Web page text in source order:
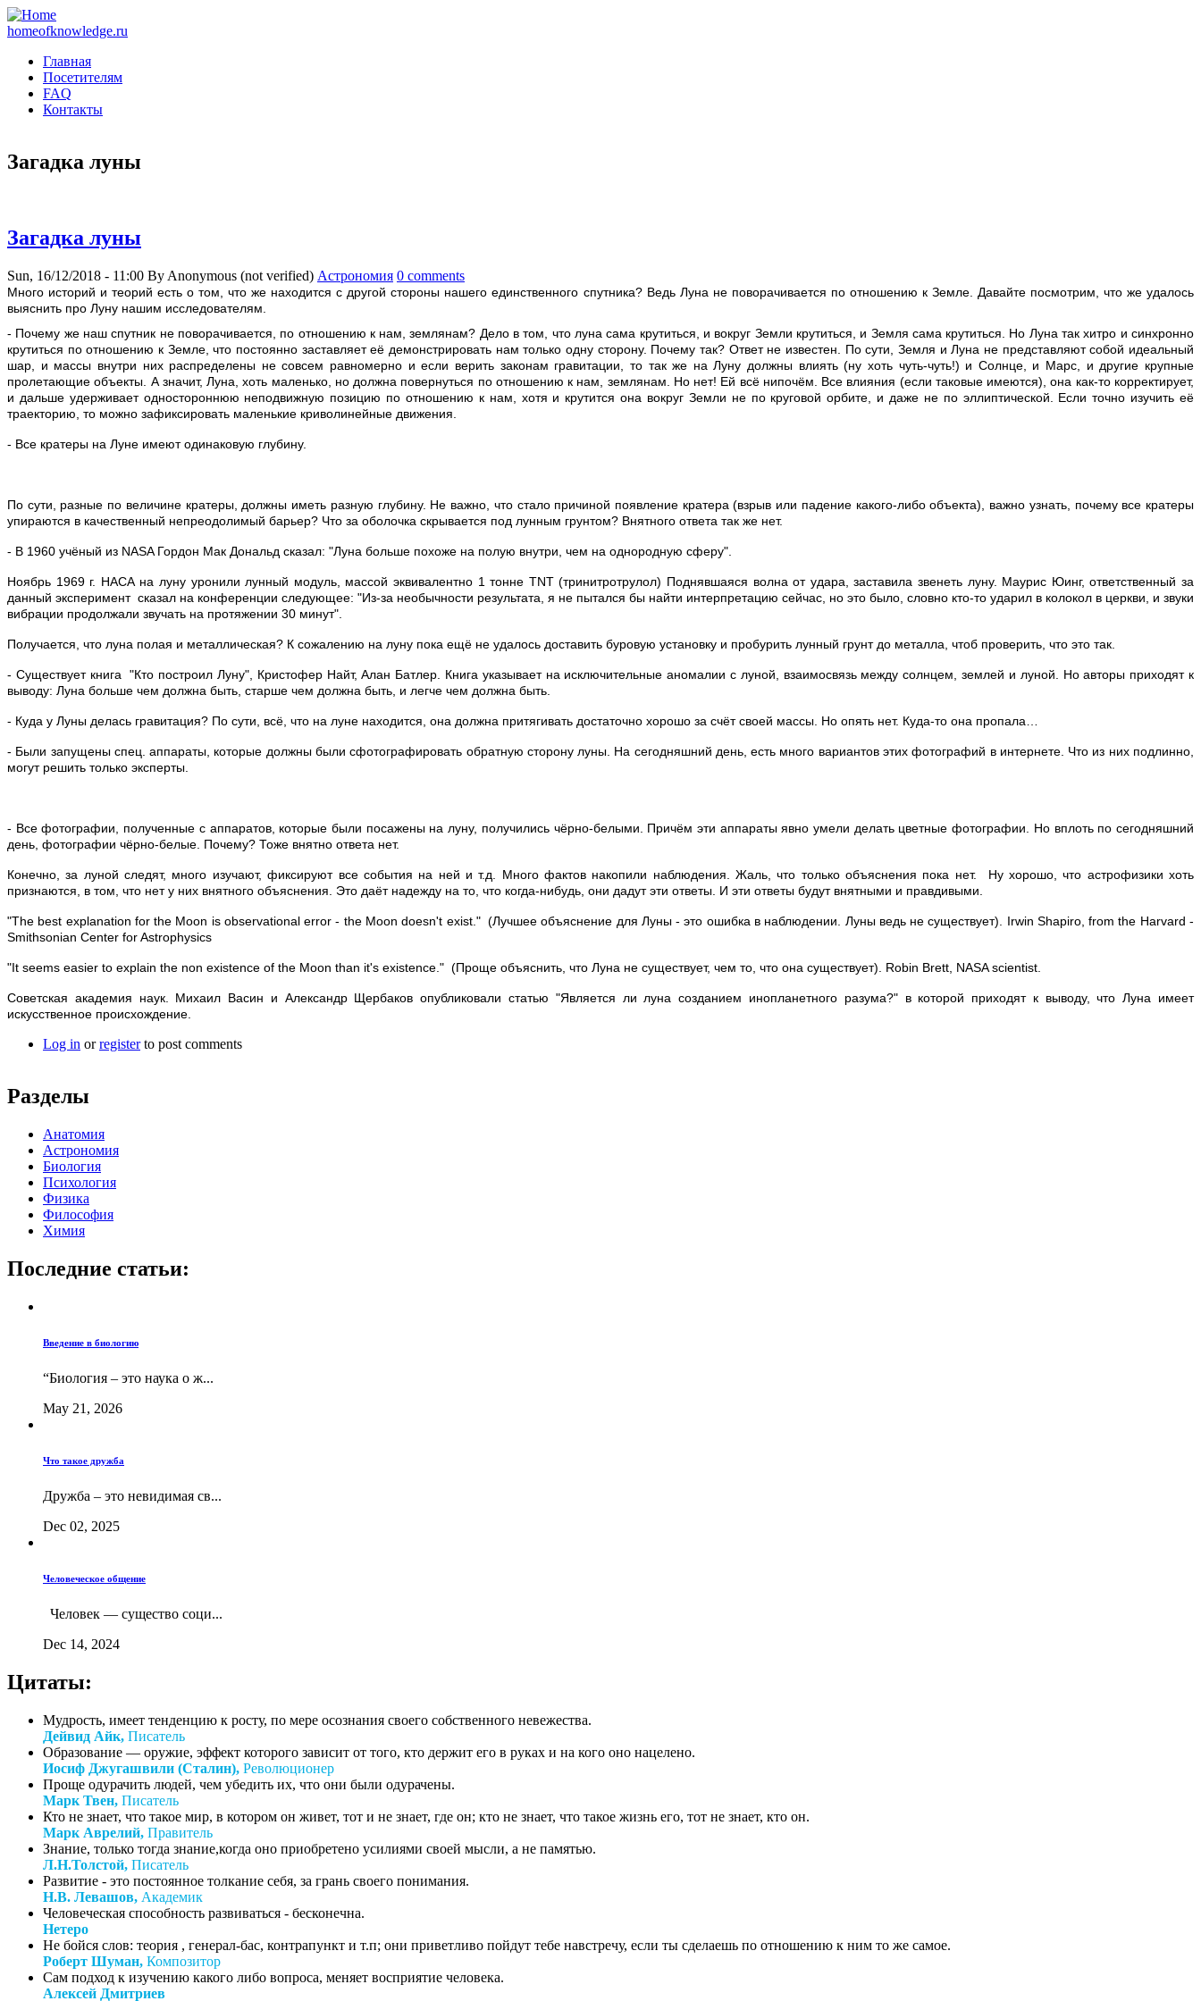
homeofknowledge.ru
Главная
Посетителям
FAQ
Контакты
Загадка луны
Загадка луны
Sun, 16/12/2018 - 11:00 By Anonymous (not verified) Астрономия 0 comments
Много историй и теорий есть о том, что же находится с другой стороны нашего единственного спутника? Ведь Луна не поворачивается по отношению к Земле. Давайте посмотрим, что же удалось
выяснить про Луну нашим исследователям.
- Почему же наш спутник не поворачивается, по отношению к нам, землянам? Дело в том, что луна сама крутиться, и вокруг Земли крутиться, и Земля сама крутиться. Но Луна так хитро и синхронно
крутиться по отношению к Земле, что постоянно заставляет её демонстрировать нам только одну сторону. Почему так? Ответ не известен. По сути, Земля и Луна не представляют собой идеальный
шар, и массы внутри них распределены не совсем равномерно и если верить законам гравитации, то так же на Луну должны влиять (ну хоть чуть-чуть!) и Солнце, и Марс, и другие крупные
пролетающие объекты. А значит, Луна, хоть маленько, но должна повернуться по отношению к нам, землянам. Но нет! Ей всё нипочём. Все влияния (если таковые имеются), она как-то корректирует,
и дальше удерживает одностороннюю неподвижную позицию по отношению к нам, хотя и крутится она вокруг Земли не по круговой орбите, и даже не по эллиптической. Если точно изучить её
траекторию, то можно зафиксировать маленькие криволинейные движения.
- Все кратеры на Луне имеют одинаковую глубину.
По сути, разные по величине кратеры, должны иметь разную глубину. Не важно, что стало причиной появление кратера (взрыв или падение какого-либо объекта), важно узнать, почему все кратеры
упираются в качественный непреодолимый барьер? Что за оболочка скрывается под лунным грунтом? Внятного ответа так же нет.
- В 1960 учёный из NASA Гордон Мак Дональд сказал: "Луна больше похоже на полую внутри, чем на однородную сферу".
Ноябрь 1969 г. НАСА на луну уронили лунный модуль, массой эквивалентно 1 тонне TNT (тринитротрулол) Поднявшаяся волна от удара, заставила звенеть луну. Маурис Юинг, ответственный за
данный эксперимент сказал на конференции следующее: "Из-за необычности результата, я не пытался бы найти интерпретацию сейчас, но это было, словно кто-то ударил в колокол в церкви, и звуки
вибрации продолжали звучать на протяжении 30 минут".
Получается, что луна полая и металлическая? К сожалению на луну пока ещё не удалось доставить буровую установку и пробурить лунный грунт до металла, чтоб проверить, что это так.
- Существует книга "Кто построил Луну", Кристофер Найт, Алан Батлер. Книга указывает на исключительные аномалии с луной, взаимосвязь между солнцем, землей и луной. Но авторы приходят к
выводу: Луна больше чем должна быть, старше чем должна быть, и легче чем должна быть.
- Куда у Луны делась гравитация? По сути, всё, что на луне находится, она должна притягивать достаточно хорошо за счёт своей массы. Но опять нет. Куда-то она пропала…
- Были запущены спец. аппараты, которые должны были сфотографировать обратную сторону луны. На сегодняшний день, есть много вариантов этих фотографий в интернете. Что из них подлинно,
могут решить только эксперты.
- Все фотографии, полученные с аппаратов, которые были посажены на луну, получились чёрно-белыми. Причём эти аппараты явно умели делать цветные фотографии. Но вплоть по сегодняшний
день, фотографии чёрно-белые. Почему? Тоже внятно ответа нет.
Конечно, за луной следят, много изучают, фиксируют все события на ней и т.д. Много фактов накопили наблюдения. Жаль, что только объяснения пока нет. Ну хорошо, что астрофизики хоть
признаются, в том, что нет у них внятного объяснения. Это даёт надежду на то, что когда-нибудь, они дадут эти ответы. И эти ответы будут внятными и правдивыми.
"The best explanation for the Moon is observational error - the Moon doesn't exist." (Лучшее объяснение для Луны - это ошибка в наблюдении. Луны ведь не существует). Irwin Shapiro, from the Harvard -
Smithsonian Center for Astrophysics
"It seems easier to explain the non existence of the Moon than it's existence." (Проще объяснить, что Луна не существует, чем то, что она существует). Robin Brett, NASA scientist.
Советская академия наук. Михаил Васин и Александр Щербаков опубликовали статью "Является ли луна созданием инопланетного разума?" в которой приходят к выводу, что Луна имеет
искусственное происхождение.
Log in orregisterto post comments
Разделы
Анатомия
Астрономия
Биология
Психология
Физика
Философия
Химия
Последние статьи:
Введение в биологию
“Биология – это наука о ж...
May 21, 2026
Что такое дружба
Дружба – это невидимая св...
Dec 02, 2025
Человеческое общение
Человек — существо соци...
Dec 14, 2024
Цитаты:
Мудрость, имеет тенденцию к росту, по мере осознания своего собственного невежества.
Дейвид Айк, Писатель
Образование — оружие, эффект которого зависит от того, кто держит его в руках и на кого оно нацелено.
Иосиф Джугашвили (Сталин), Революционер
Проще одурачить людей, чем убедить их, что они были одурачены.
Марк Твен, Писатель
Кто не знает, что такое мир, в котором он живет, тот и не знает, где он; кто не знает, что такое жизнь его, тот не знает, кто он.
Марк Аврелий, Правитель
Знание, только тогда знание,когда оно приобретено усилиями своей мысли, а не памятью.
Л.Н.Толстой, Писатель
Развитие - это постоянное толкание себя, за грань своего понимания.
Н.В. Левашов, Академик
Человеческая способность развиваться - бесконечна.
Нетеро
Не бойся слов: теория , генерал-бас, контрапункт и т.п; они приветливо пойдут тебе навстречу, если ты сделаешь по отношению к ним то же самое.
Роберт Шуман, Композитор
Сам подход к изучению какого либо вопроса, меняет восприятие человека.
Алексей Дмитриев